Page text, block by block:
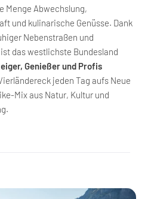
Menge Abwechslung,
und kulinarische Genüsse. Dank
Nebenstraßen und
das westlichste Bundesland
Genießer und Profis
jeden Tag aufs Neue
Mix aus Natur, Kultur und